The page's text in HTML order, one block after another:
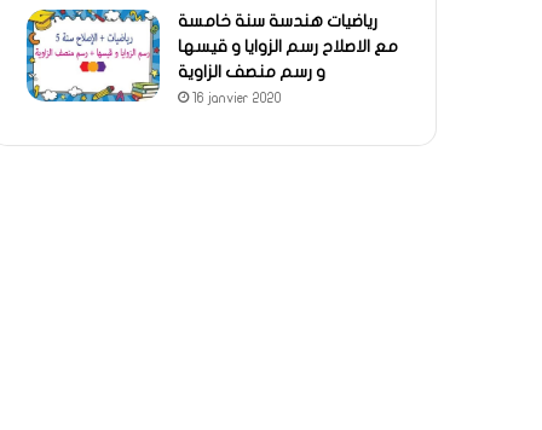
رياضيات هندسة سنة خامسة
مع الاصلاح رسم الزوايا و قيسها
و رسم منصف الزاوية
16 janvier 2020